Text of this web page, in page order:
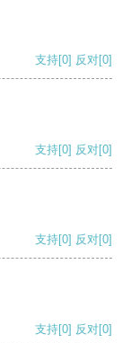
支持[0] 反对[0]
支持[0] 反对[0]
支持[0] 反对[0]
支持[0] 反对[0]